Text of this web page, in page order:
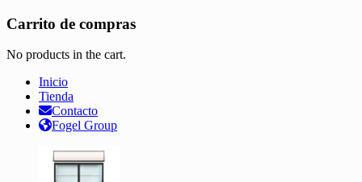
Carrito de compras
No products in the cart.
Inicio
Tienda
Contacto
Fogel Group